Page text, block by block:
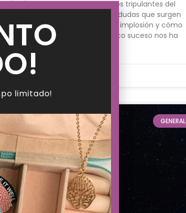
Con todo el caso de los tripulantes del
Titan son muchas las dudas que surgen
acerca de qué es una implosión y cómo
se produce. Este trágico suceso nos ha
GENERAL
limitado!